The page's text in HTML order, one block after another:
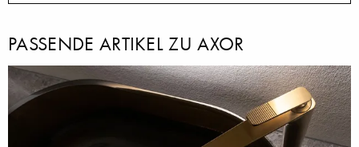
PASSENDE ARTIKEL ZU AXOR